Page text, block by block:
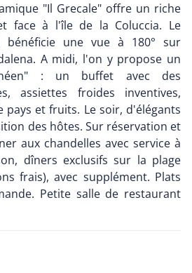
"Il Grecale" offre un riche
face à l'île de la Coluccia. Le
bénéficie une vue à 180° sur
A midi, l'on y propose un
: un buffet avec des
assiettes froides inventives,
pays et fruits. Le soir, d'élégants
des hôtes. Sur réservation et
aux chandelles avec service à
dîners exclusifs sur la plage
frais), avec supplément. Plats
Petite salle de restaurant